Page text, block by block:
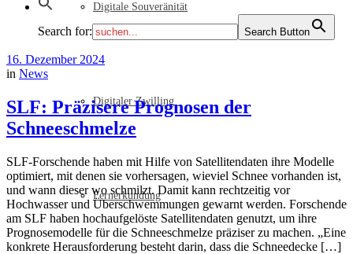
Digitale Souveränität
Digitaler Zwilling
Fernerkundung
Search for: Search Button
16. Dezember 2024
in News
SLF: Präzisere Prognosen der
Schneeschmelze
SLF-Forschende haben mit Hilfe von Satellitendaten ihre Modelle
optimiert, mit denen sie vorhersagen, wieviel Schnee vorhanden ist,
und wann dieser wo schmilzt. Damit kann rechtzeitig vor
Hochwasser und Überschwemmungen gewarnt werden. Forschende
am SLF haben hochaufgelöste Satellitendaten genutzt, um ihre
Prognosemodelle für die Schneeschmelze präziser zu machen. „Eine
konkrete Herausforderung besteht darin, dass die Schneedecke […]